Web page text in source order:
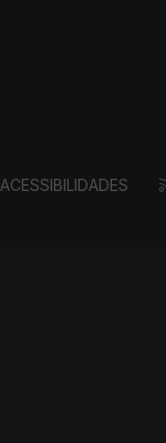
ACESSIBILIDADES